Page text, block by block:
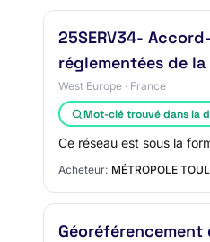
25SERV34-
réglementées de
West Europe · France
Mot-clé trouvé dans la
Ce réseau est sous la
Acheteur: MÉTROPOLE